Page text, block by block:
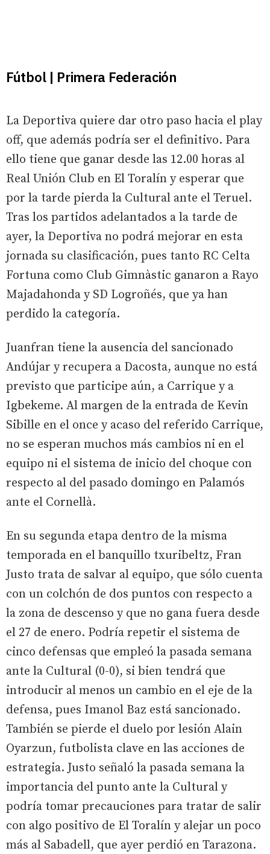
Fútbol | Primera Federación
La Deportiva quiere dar otro paso hacia el play
off, que además podría ser el definitivo. Para
ello tiene que ganar desde las 12.00 horas al
Real Unión Club en El Toralín y esperar que
por la tarde pierda la Cultural ante el Teruel.
Tras los partidos adelantados a la tarde de
ayer, la Deportiva no podrá mejorar en esta
jornada su clasificación, pues tanto RC Celta
Fortuna como Club Gimnàstic ganaron a Rayo
Majadahonda y SD Logroñés, que ya han
perdido la categoría.
Juanfran tiene la ausencia del sancionado
Andújar y recupera a Dacosta, aunque no está
previsto que participe aún, a Carrique y a
Igbekeme. Al margen de la entrada de Kevin
Sibille en el once y acaso del referido Carrique,
no se esperan muchos más cambios ni en el
equipo ni el sistema de inicio del choque con
respecto al del pasado domingo en Palamós
ante el Cornellà.
En su segunda etapa dentro de la misma
temporada en el banquillo txuribeltz, Fran
Justo trata de salvar al equipo, que sólo cuenta
con un colchón de dos puntos con respecto a
la zona de descenso y que no gana fuera desde
el 27 de enero. Podría repetir el sistema de
cinco defensas que empleó la pasada semana
ante la Cultural (0-0), si bien tendrá que
introducir al menos un cambio en el eje de la
defensa, pues Imanol Baz está sancionado.
También se pierde el duelo por lesión Alain
Oyarzun, futbolista clave en las acciones de
estrategia. Justo señaló la pasada semana la
importancia del punto ante la Cultural y
podría tomar precauciones para tratar de salir
con algo positivo de El Toralín y alejar un poco
más al Sabadell, que ayer perdió en Tarazona.